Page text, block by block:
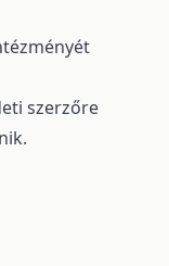
szerzőre